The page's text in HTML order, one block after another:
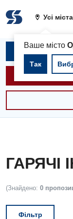
Усі міста
Ваше місто
Так
ГАРЯЧІ
(Знайдено: 0
Фільтр